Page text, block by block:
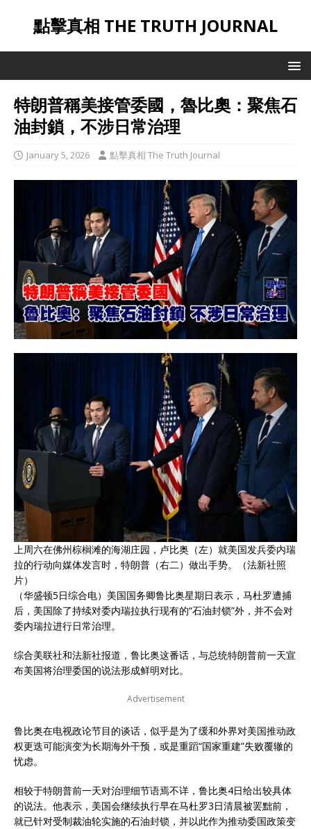
點擊真相 THE TRUTH JOURNAL
​特朗普稱美接管委國，魯比奧：聚焦石
油封鎖，不涉日常治理
January 5, 2026 點擊真相 The Truth Journal
上周六在佛州棕榈滩的海湖庄园，卢比奥（左）就美国发兵委内瑞
拉的行动向媒体发言时，特朗普（右二）做出手势。（法新社照
片）
（华盛顿5日综合电）美国国务卿鲁比奥星期日表示，马杜罗遭捕
后，美国除了持续对委内瑞拉执行现有的“石油封锁”外，并不会对
委内瑞拉进行日常治理。
综合美联社和法新社报道，鲁比奥这番话，与总统特朗普前一天宣
布美国将治理委国的说法形成鲜明对比。
Advertisement
鲁比奥在电视政论节目的谈话，似乎是为了缓和外界对美国推动政
权更迭可能演变为长期海外干预，或是重蹈“国家重建”失败覆辙的
忧虑。
相较于特朗普前一天对治理细节语焉不详，鲁比奥4日给出较具体
的说法。他表示，美国会继续执行早在马杜罗3日清晨被罢黜前，
就已针对受制裁油轮实施的石油封锁，并以此作为推动委国政策变